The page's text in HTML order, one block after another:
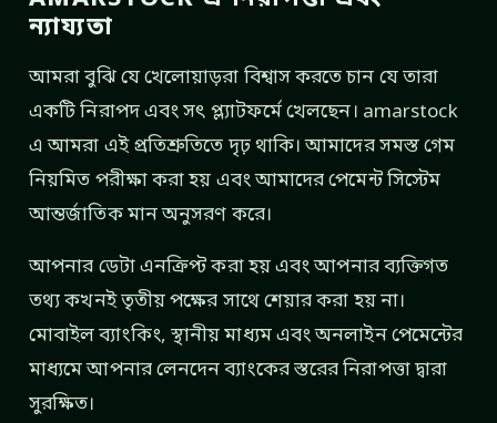
ন্যায্যতা
আমরা বুঝি যে খেলোয়াড়রা বিশ্বাস করতে চান যে তারা
একটি নিরাপদ এবং সৎ প্ল্যাটফর্মে খেলছেন। amarstock
এ আমরা এই প্রতিশ্রুতিতে দৃঢ় থাকি। আমাদের সমস্ত গেম
নিয়মিত পরীক্ষা করা হয় এবং আমাদের পেমেন্ট সিস্টেম
আন্তর্জাতিক মান অনুসরণ করে।
আপনার ডেটা এনক্রিপ্ট করা হয় এবং আপনার ব্যক্তিগত
তথ্য কখনই তৃতীয় পক্ষের সাথে শেয়ার করা হয় না।
মোবাইল ব্যাংকিং, স্থানীয় মাধ্যম এবং অনলাইন পেমেন্টের
মাধ্যমে আপনার লেনদেন ব্যাংকের স্তরের নিরাপত্তা দ্বারা
সুরক্ষিত।